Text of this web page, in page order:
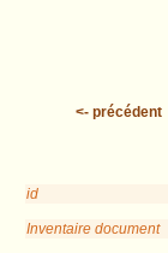
<- précédent
id
Inventaire document